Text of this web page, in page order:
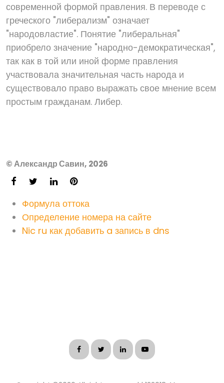
современной формой правления. В переводе с
греческого "либерализм" означает
"народовластие". Понятие "либеральная"
приобрело значение "народно-демократическая",
так как в той или иной форме правления
участвовала значительная часть народа и
существовало право выражать свое мнение всем
простым гражданам. Либер.
© Александр Савин, 2026
Формула оттока
Определение номера на сайте
Nic ru как добавить a запись в dns